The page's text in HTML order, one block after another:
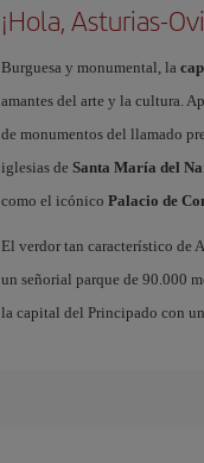
¡Hola, Asturias-
Burguesa y monumental, la
amantes del arte y la cultura.
de monumentos del llamado
iglesias de Santa María del
como el icónico Palacio de
El verdor tan característico de
un señorial parque de 90.000
la capital del Principado con